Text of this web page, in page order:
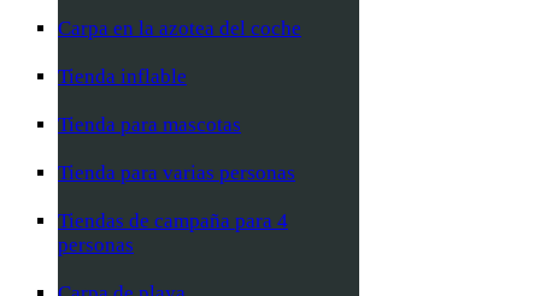
Carpa en la azotea del coche
Tienda inflable
Tienda para mascotas
Tienda para varias personas
Tiendas de campaña para 4
personas